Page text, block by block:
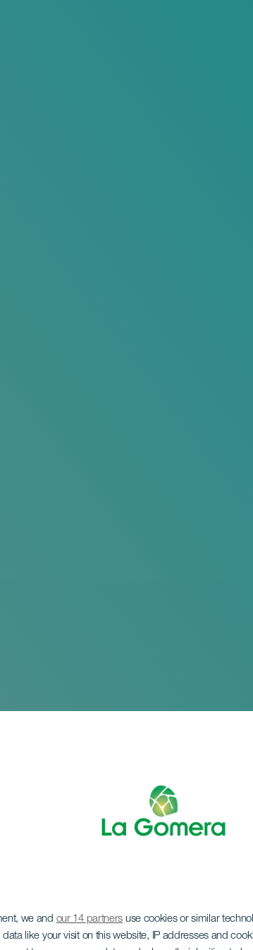
we and our 14 partners use cookies or similar
like your visit on this website, IP addresses and
en danse